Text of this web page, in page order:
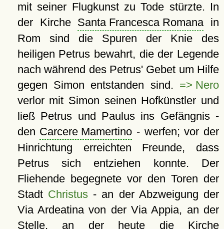
mit seiner Flugkunst zu Tode stürzte. In
der Kirche Santa Francesca Romanain
Rom sind die Spuren der Knie des
heiligen Petrus bewahrt, die der Legende
nach während des Petrus' Gebet um Hilfe
gegen Simon entstanden sind. => Nero
verlor mit Simon seinen Hofkünstler und
ließ Petrus und Paulus ins Gefängnis -
den Carcere Mamertino - werfen; vor der
Hinrichtung erreichten Freunde, dass
Petrus sich entziehen konnte. Der
Fliehende begegnete vor den Toren der
Stadt Christus - an der Abzweigung der
Via Ardeatina von der Via Appia, an der
Stelle, an der heute die Kirche